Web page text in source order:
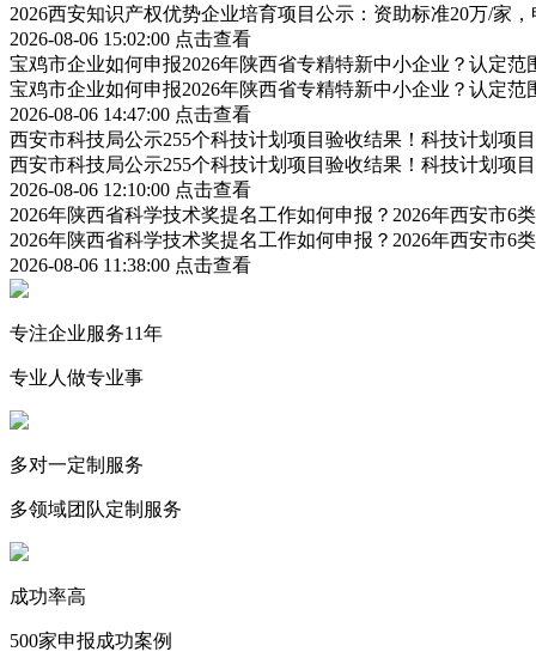
2026西安知识产权优势企业培育项目公示：资助标准20万/家
2026-08-06 15:02:00 点击查看
宝鸡市企业如何申报2026年陕西省专精特新中小企业？认定
宝鸡市企业如何申报2026年陕西省专精特新中小企业？认定
2026-08-06 14:47:00 点击查看
西安市科技局公示255个科技计划项目验收结果！科技计划项
西安市科技局公示255个科技计划项目验收结果！科技计划项
2026-08-06 12:10:00 点击查看
2026年陕西省科学技术奖提名工作如何申报？2026年西安市6
2026年陕西省科学技术奖提名工作如何申报？2026年西安市6
2026-08-06 11:38:00 点击查看
专注企业服务11年
专业人做专业事
多对一定制服务
多领域团队定制服务
成功率高
500家申报成功案例